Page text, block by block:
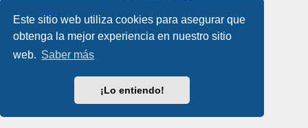
Este sitio web utiliza cookies para asegurar que
obtenga la mejor experiencia en nuestro sitio
web. Saber más
¡Lo entiendo!
Privacidad| Condiciones